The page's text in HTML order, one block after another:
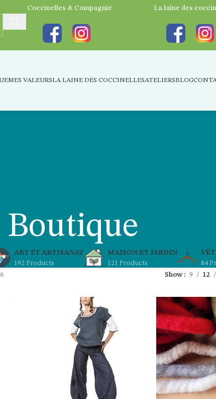
MES VALEURSLA LAINE DES COCCINELLESATELIERSBLOG
Boutique
ART ET ARTISANAT
192 Products
MAISON ET JARDIN
121 Products
84
Show 9 12
Coccinelles & Compagnie La laine des